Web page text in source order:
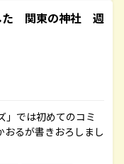
た 関東の神社 週
」では初めてのコミ
るが書きおろしまし